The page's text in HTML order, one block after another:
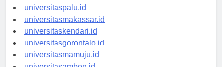
universitasmanado.id
universitaspalu.id
universitasmakassar.id
universitaskendari.id
universitasgorontalo.id
universitasmamuju.id